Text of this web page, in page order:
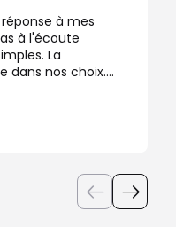
à mes
à l'écoute
La
dans nos choix.